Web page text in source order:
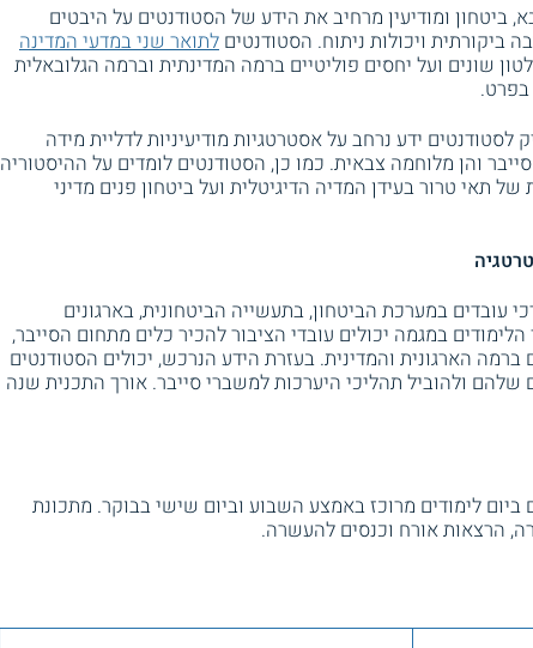
ביטחון ומודיעין מרחיב את הידע של הסטודנטים על היבטים
ביקורתית ויכולות ניתוח. הסטודנטים לתואר שני במדעי המדינה
שונים ועל יחסים פוליטיים ברמה המדינתית וברמה הגלובאלית
בפרט.
לסטודנטים ידע נרחב על אסטרטגיות מודיעיניות לדליית מידה
והן מלוחמה צבאית. כמו כן, הסטודנטים לומדים על ההיסטוריה
תאי טרור בעידן המדיה הדיגיטלית ועל ביטחון פנים מדיני
עובדים במערכת הביטחון, בתעשייה הביטחונית, בארגונים
במגמה יכולים עובדי הציבור להכיר כלים מתחום הסייבר,
הארגונית והמדינית. בעזרת הידע הנרכש, יכולים הסטודנטים
ולהוביל תהליכי היערכות למשברי סייבר. אורך התכנית שנה
ביום לימודים מרוכז באמצע השבוע וביום שישי בבוקר. מתכונת
הרצאות אורח וכנסים להעשרה.